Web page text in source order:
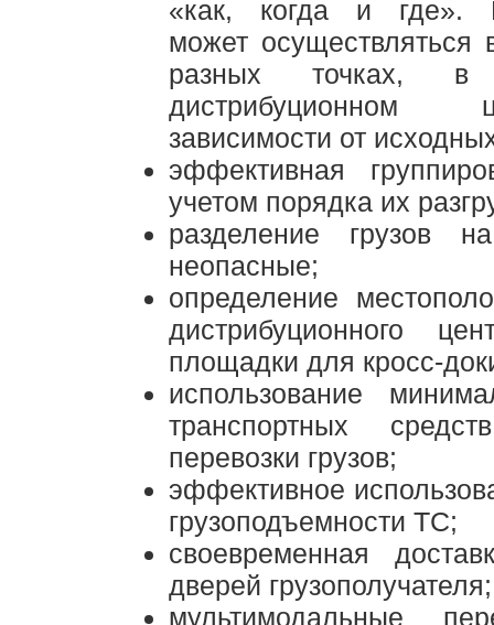
«как, когда и где».
может осуществляться
разных точках,
зависимости от
эффективная
учетом порядка их
разделение грузов
неопасные;
определение
дистрибуционного
площадки для кросс-
использование
транспортных
перевозки грузов;
эффективное
грузоподъемности ТС;
своевременная
дверей грузополучателя;
мультимодальные